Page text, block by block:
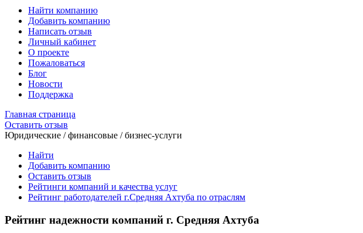
Найти компанию
Добавить компанию
Написать отзыв
Личный кабинет
О проекте
Пожаловаться
Блог
Новости
Поддержка
Главная страница
Оставить отзыв
Юридические / финансовые / бизнес-услуги
Найти
Добавить компанию
Оставить отзыв
Рейтинги компаний и качества услуг
Рейтинг работодателей г.Средняя Ахтуба по отраслям
Рейтинг надежности компаний г. Средняя Ахтуба